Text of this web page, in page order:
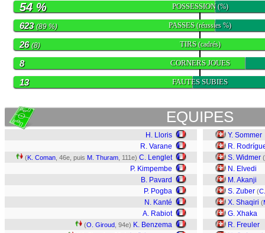
POSSESSION(%)
54 %
PASSES(réussies %)
623(89 %)
TIRS(cadrés)
26(8)
CORNERS JOUES
8
FAUTES SUBIES
13
EQUIPES
H. Lloris
R. Varane
(K. Coman , 46e, puis M. Thuram , 111e) C. Lenglet
P. Kimpembe
B. Pavard
P. Pogba
N. Kanté
A. Rabiot
(O. Giroud , 94e) K. Benzema
Y. Sommer
R.
S. Widmer (
N. Elvedi
M. Akanji
S. Zuber (
X. Shaqiri (
G. Xhaka
R. Freuler